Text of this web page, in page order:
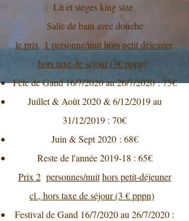
Lit et sièges king size
Salle de bain avec douche
le prix 1 personne/nuit hors petit déjeuner,
hors taxe de séjour (3€ pppn)
Fête de Gand 16/7/2020 au 26/7/2020 : 75€
Juillet & Août 2020 & 6/12/2019 au
31/12/2019 : 70€
Juin & Sept 2020 : 68€
Reste de l'année 2019-18 : 65€
Prix 2 personnes/nuit hors petit-déjeuner
cl., hors taxe de séjour (3 € pppn)
Festival de Gand 16/7/2020 au 26/7/2020 :